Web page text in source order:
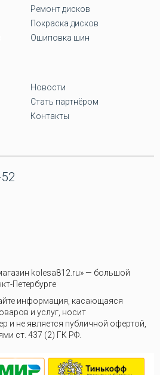
Ремонт дисков
Покраска дисков
Ошиповка шин
Новости
Стать партнёром
Контакты
kolesa812.ru» — большой
Петербурге
информация, касающаяся
и услуг, носит
и не является публичной офертой,
ст. 437 (2) ГК РФ.